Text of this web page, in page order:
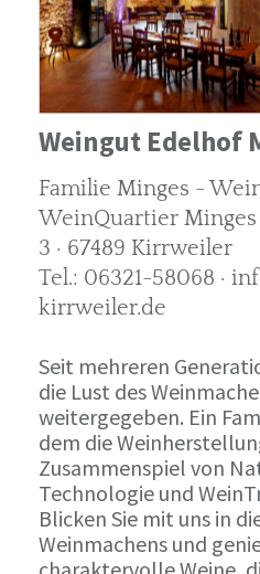
Weingut Edelhof
Familie Minges -
WeinQuartier Minges
3 · 67489 Kirrweiler
Tel.: 06321-58068 ·
kirrweiler.de
Seit mehreren
die Lust des
weitergegeben. Ein
dem die
Zusammenspiel von
Technologie und
Blicken Sie mit uns in
Weinmachens und